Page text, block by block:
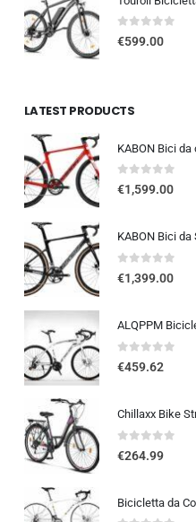
0out of 5
€599.00
LATEST PRODUCTS
0out of 5
€1,599.00
0out of 5
€1,399.00
0out of 5
€459.62
0out of 5
€264.99